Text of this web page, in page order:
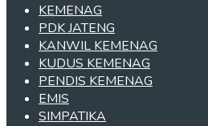
KEMENAG
PDK JATENG
KANWIL KEMENAG
KUDUS KEMENAG
PENDIS KEMENAG
EMIS
SIMPATIKA